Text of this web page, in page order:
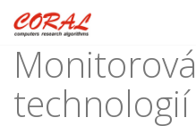
Skip
technologií